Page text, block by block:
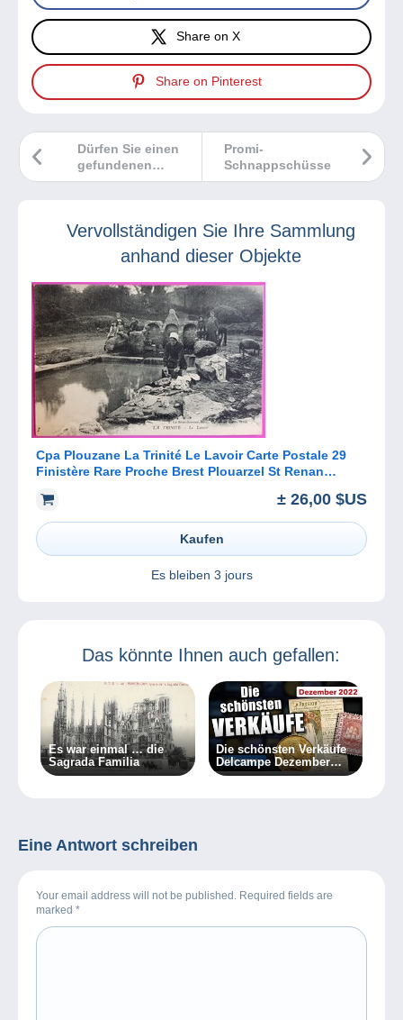
Share on X
Share on Pinterest
Promi-
Schnappschüsse
Dürfen Sie einen
gefundenen
Schatz behalten?
Vervollständigen Sie Ihre Sammlung
anhand dieser Objekte
Cpa Plouzane La Trinité Le Lavoir Carte Postale 29
Finistère Rare Proche Brest Plouarzel St Renan
± 26,00 $US
Kaufen
Es bleiben 3 jours
Das könnte Ihnen auch gefallen:
Es war einmal … die
Sagrada Familia
Die schönsten Verkäufe
Delcampe Dezember
2022
Eine Antwort schreiben
Your email address will not be published. Required fields are
marked *